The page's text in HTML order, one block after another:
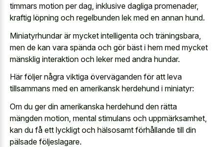
timmars motion per dag, inklusive dagliga promenader,
kraftig löpning och regelbunden lek med en annan hund.
Miniatyrhundar är mycket intelligenta och träningsbara,
men de kan vara spända och gör bäst i hem med mycket
mänsklig interaktion och leker med andra hundar.
Här följer några viktiga överväganden för att leva
tillsammans med en amerikansk herdehund i miniatyr:
Om du ger din amerikanska herdehund den rätta
mängden motion, mental stimulans och uppmärksamhet,
kan du få ett lyckligt och hälsosamt förhållande till din
pälsade följeslagare.